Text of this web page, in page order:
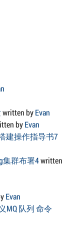
written byEvan
byEvan
建操作指导书7
集群布署4written
Evan
MQ 队列 命令